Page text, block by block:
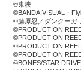
©東映
©BANDAIVISUAL・
©藤原忍／ダンクーガ
©PRODUCTION
©PRODUCTION
©PRODUCTION
©PRODUCTION
©BONES/STAR